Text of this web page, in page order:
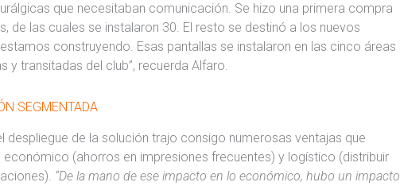
que necesitaban comunicación. Se hizo una primera compra
de las cuales se instalaron 30. El resto se destinó a los nuevos
construyendo. Esas pantallas se instalaron en las cinco áreas
y transitadas del club”, recuerda Alfaro.
SEGMENTADA
despliegue de la solución trajo consigo numerosas ventajas que
económico (ahorros en impresiones frecuentes) y logístico (distribuir
“De la mano de ese impacto en lo económico, hubo un impacto